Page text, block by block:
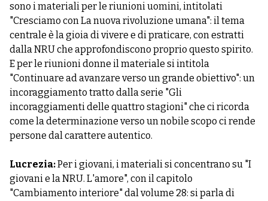
sono i materiali per le riunioni uomini, intitolati
"Cresciamo con La nuova rivoluzione umana": il tema
centrale è la gioia di vivere e di praticare, con estratti
dalla NRU che approfondiscono proprio questo spirito.
E per le riunioni donne il materiale si intitola
"Continuare ad avanzare verso un grande obiettivo": un
incoraggiamento tratto dalla serie "Gli
incoraggiamenti delle quattro stagioni" che ci ricorda
come la determinazione verso un nobile scopo ci rende
persone dal carattere autentico.
Lucrezia:Per i giovani, i materiali si concentrano su "I
giovani e la NRU. L'amore", con il capitolo
"Cambiamento interiore" dal volume 28: si parla di